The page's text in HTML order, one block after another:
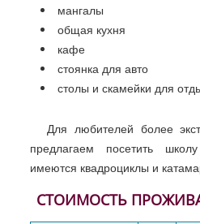
мангалы
общая кухня
кафе
стоянка для авто
столы и скамейки для
Для любителей более
предлагаем посетить
имеются квадроциклы и
СТОИМОСТЬ